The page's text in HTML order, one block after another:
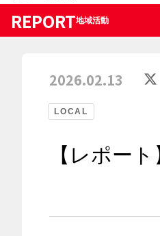
REPORT地域活動
LOCAL
2026.02.13
【レポー